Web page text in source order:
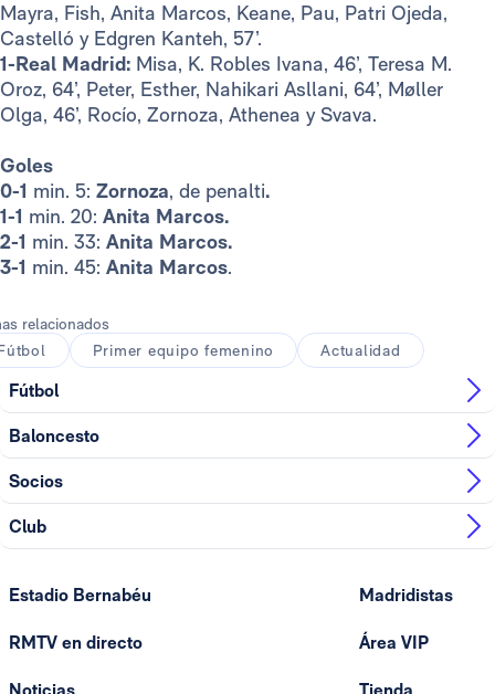
Mayra, Fish, Anita Marcos, Keane, Pau, Patri Ojeda,
Castelló y Edgren Kanteh, 57’.
1-Real Madrid: Misa, K. Robles Ivana, 46’, Teresa M.
Oroz, 64’, Peter, Esther, Nahikari Asllani, 64’, Møller
Olga, 46’, Rocío, Zornoza, Athenea y Svava.
Goles
0-1 min. 5: Zornoza, de penalti.
1-1 min. 20: Anita Marcos.
2-1 min. 33: Anita Marcos.
3-1 min. 45: Anita Marcos.
relacionados
Primer equipo femenino Actualidad
Fútbol
Baloncesto
Socios
Club
Estadio Bernabéu
RMTV en directo
Madridistas
Área VIP